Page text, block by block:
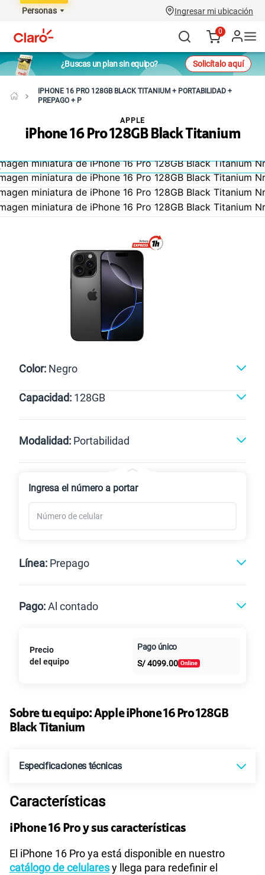
Personas Ingresar mi ubicación
0
¿Buscas un plan sin equipo? Solicítalo aquí
IPHONE 16 PRO 128GB BLACK TITANIUM + PORTABILIDAD +
PREPAGO + P
iPhone 16 Pro 128GB Black Titanium
APPLE
Color: Negro
Capacidad: 128GB
128GB
Modalidad: Portabilidad
Renovación
Ingresa el número a portar
Línea: Prepago
Postpago
Pago:Al contado
Al contado Cuotas Claro
intereses
Precio
del equipo
Pago único
S/4099.00
Sobre tu equipo:Apple iPhone 16 Pro 128GB
Black Titanium
Especificaciones técnicas
Compatibilidad nano-SIM
Compatibilidad con eSIM
Características
iPhone 16 Pro y sus características
El iPhone 16 Pro ya está disponible en nuestro
catálogo de celularesy llega para redefinir el